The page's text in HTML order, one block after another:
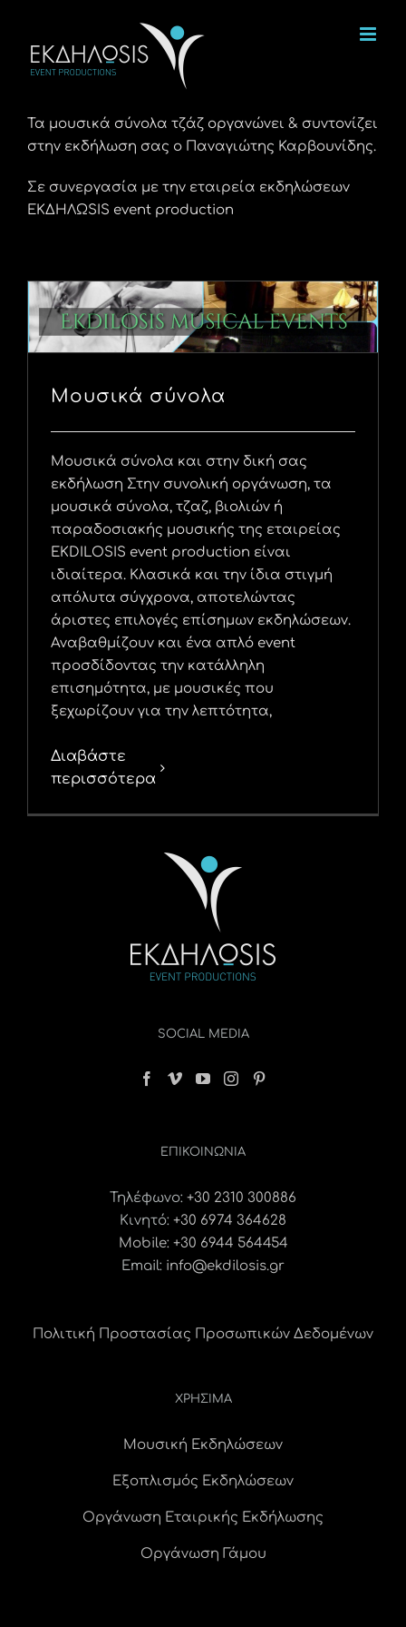
περιεχόμενο
Τα μουσικά σύνολα τζάζ οργανώνει & συντονίζει
στην εκδήλωση σας ο Παναγιώτης Καρβουνίδης.
Σε συνεργασία με την εταιρεία εκδηλώσεων
ΕΚΔΗΛΩSIS event production
Μουσικά σύνολα
Μουσικά σύνολα και στην δική σας
εκδήλωση Στην συνολική οργάνωση, τα
μουσικά σύνολα, τζαζ, βιολιών ή
παραδοσιακής μουσικής της εταιρείας
EKDILOSIS event production είναι
ιδιαίτερα. Κλασικά και την ίδια στιγμή
απόλυτα σύγχρονα, αποτελώντας
άριστες επιλογές επίσημων εκδηλώσεων.
Αναβαθμίζουν και ένα απλό event
προσδίδοντας την κατάλληλη
επισημότητα, με μουσικές που
ξεχωρίζουν για την λεπτότητα,
Διαβάστε
περισσότερα
SOCIAL MEDIA
ΕΠΙΚΟΙΝΩΝΊΑ
Τηλέφωνο: +30 2310 300886
Κινητό: +30 6974 364628
Mobile: +30 6944 564454
Email: info@ekdilosis.gr
Πολιτική Προστασίας Προσωπικών Δεδομένων
ΧΡΗΣΙΜΑ
Μουσική Εκδηλώσεων
Εξοπλισμός Εκδηλώσεων
Οργάνωση Εταιρικής Εκδήλωσης
Οργάνωση Γάμου